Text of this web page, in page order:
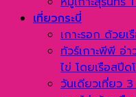
เที่ยวกระบี่
เกาะรอก ด้วยเ
ทัวร์เกาะพีพี อ่า
ไข่ โดยเรือสปีด
วันเดียวเที่ยว 3